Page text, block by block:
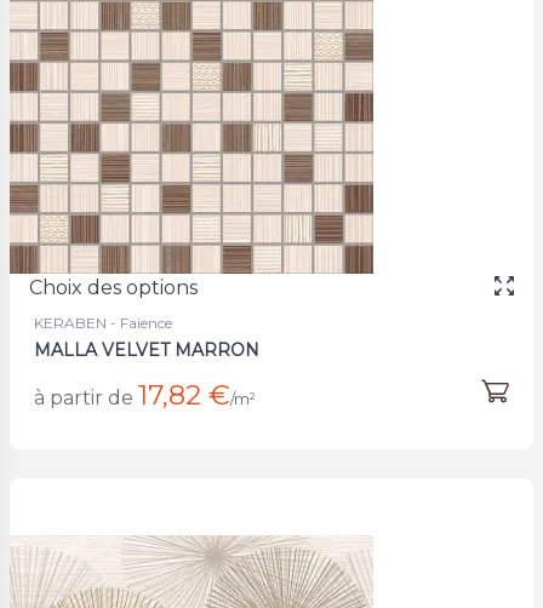
Choix des options
KERABEN - Faience
MALLA VELVET MARRON
à partir de 17,82 €/m²